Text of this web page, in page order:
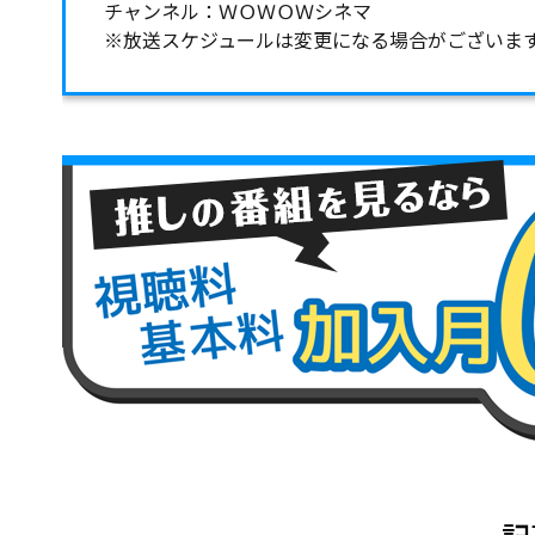
チャンネル：ＷＯＷＯＷシネマ
※放送スケジュールは変更になる場合がございま